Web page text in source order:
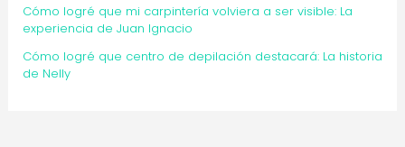
Cómo logré que mi carpintería volviera a ser visible: La
experiencia de Juan Ignacio
Cómo logré que centro de depilación destacará: La historia
de Nelly